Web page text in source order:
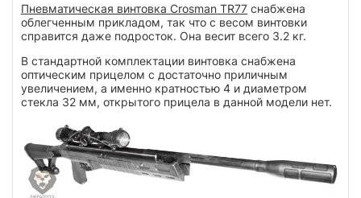
Пневматическая винтовка Crosman TR77 снабжена
облегченным прикладом, так что с весом винтовки
справится даже подросток. Она весит всего 3.2 кг.
В стандартной комплектации винтовка снабжена
оптическим прицелом с достаточно приличным
увеличением, а именно кратностью 4 и диаметром
стекла 32 мм, открытого прицела в данной модели нет.